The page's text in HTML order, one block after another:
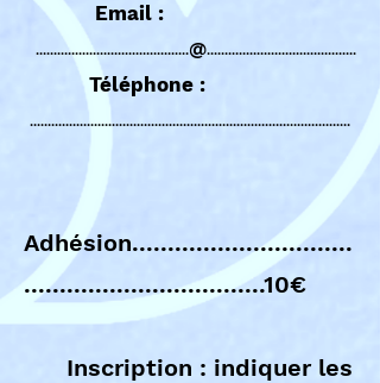
Email :
...........................................@..........................................
Téléphone :
..........................................................................................
Adhésion...............................
..................................10€
Inscription : indiquer les